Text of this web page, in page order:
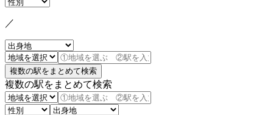
／
複数の駅をまとめて検索